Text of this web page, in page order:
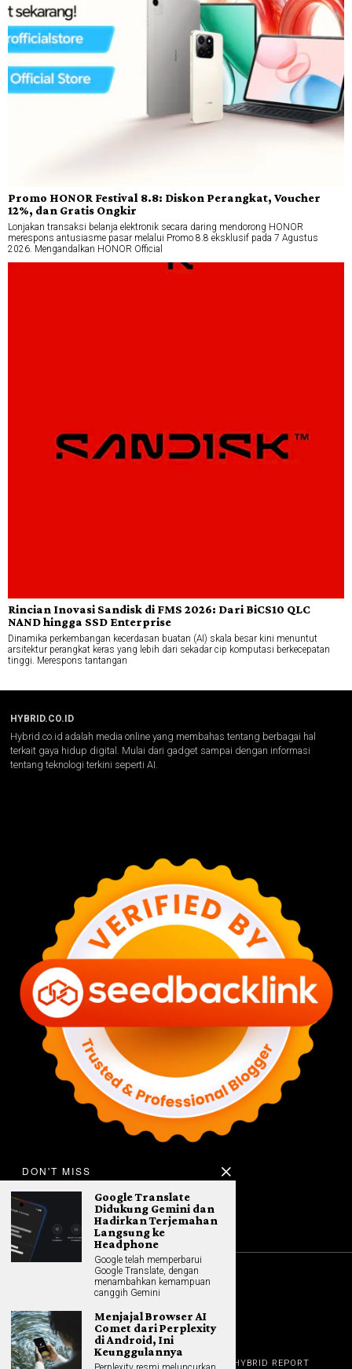
Promo HONOR Festival 8.8: Diskon Perangkat, Voucher
12%, dan Gratis Ongkir
Lonjakan transaksi belanja elektronik secara daring mendorong HONOR
merespons antusiasme pasar melalui Promo 8.8 eksklusif pada 7 Agustus
2026. Mengandalkan HONOR Official
Rincian Inovasi Sandisk di FMS 2026: Dari BiCS10 QLC
NAND hingga SSD Enterprise
Dinamika perkembangan kecerdasan buatan (AI) skala besar kini menuntut
arsitektur perangkat keras yang lebih dari sekadar cip komputasi berkecepatan
tinggi. Merespons tantangan
HYBRID.CO.ID
Hybrid.co.id adalah media online yang membahas tentang berbagai hal
terkait gaya hidup digital. Mulai dari gadget sampai dengan informasi
tentang teknologi terkini seperti AI.
All rights reserved. Hybrid.co.id
HOME
GADGET
REVIEW
GAME NEWS AI (NEW TECH) HYBRID REPORT
DON'T MISS
Google Translate
Didukung Gemini dan
Hadirkan Terjemahan
Langsung ke
Headphone
Google telah memperbarui
Google Translate, dengan
menambahkan kemampuan
canggih Gemini
Menjajal Browser AI
Comet dari Perplexity
di Android, Ini
Keunggulannya